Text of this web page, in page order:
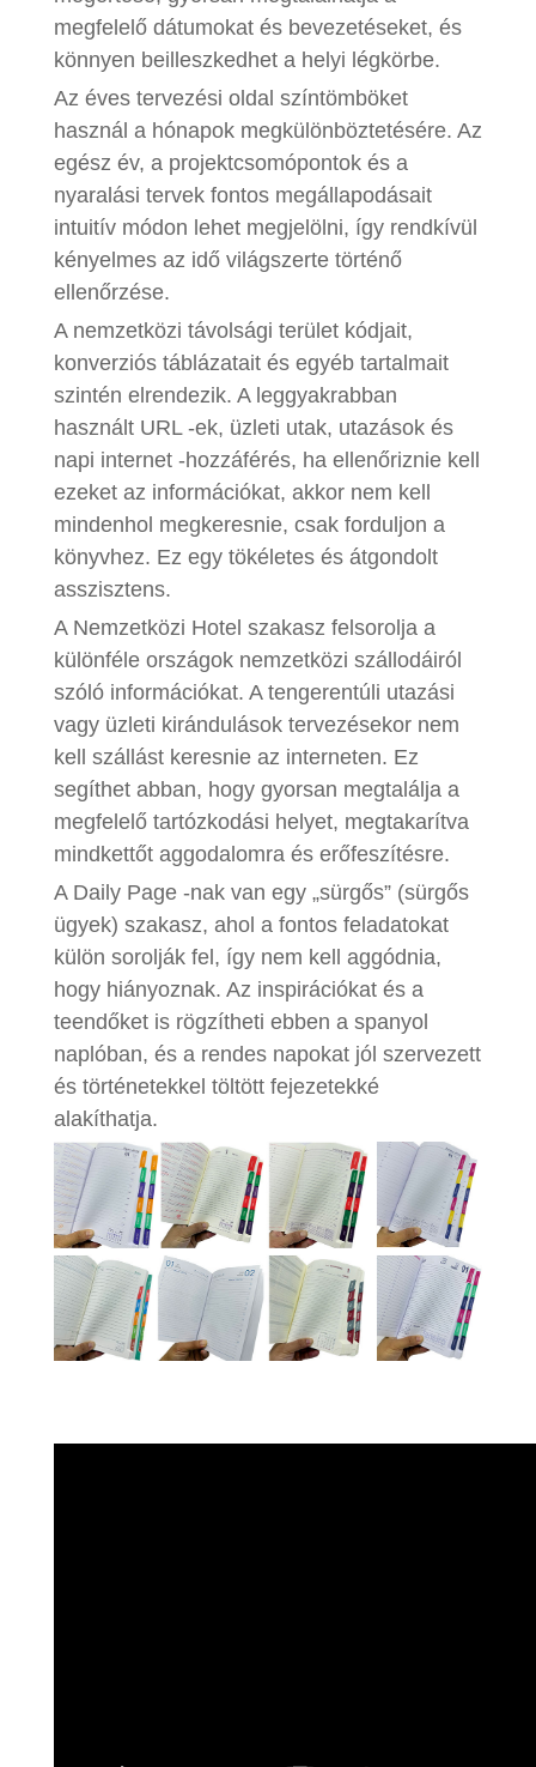
megfelelő dátumokat és bevezetéseket, és
könnyen beilleszkedhet a helyi légkörbe.
Az éves tervezési oldal színtömböket
használ a hónapok megkülönböztetésére. Az
egész év, a projektcsomópontok és a
nyaralási tervek fontos megállapodásait
intuitív módon lehet megjelölni, így rendkívül
kényelmes az idő világszerte történő
ellenőrzése.
A nemzetközi távolsági terület kódjait,
konverziós táblázatait és egyéb tartalmait
szintén elrendezik. A leggyakrabban
használt URL -ek, üzleti utak, utazások és
napi internet -hozzáférés, ha ellenőriznie kell
ezeket az információkat, akkor nem kell
mindenhol megkeresnie, csak forduljon a
könyvhez. Ez egy tökéletes és átgondolt
asszisztens.
A Nemzetközi Hotel szakasz felsorolja a
különféle országok nemzetközi szállodáiról
szóló információkat. A tengerentúli utazási
vagy üzleti kirándulások tervezésekor nem
kell szállást keresnie az interneten. Ez
segíthet abban, hogy gyorsan megtalálja a
megfelelő tartózkodási helyet, megtakarítva
mindkettőt aggodalomra és erőfeszítésre.
A Daily Page -nak van egy „sürgős” (sürgős
ügyek) szakasz, ahol a fontos feladatokat
külön sorolják fel, így nem kell aggódnia,
hogy hiányoznak. Az inspirációkat és a
teendőket is rögzítheti ebben a spanyol
naplóban, és a rendes napokat jól szervezett
és történetekkel töltött fejezetekké
alakíthatja.